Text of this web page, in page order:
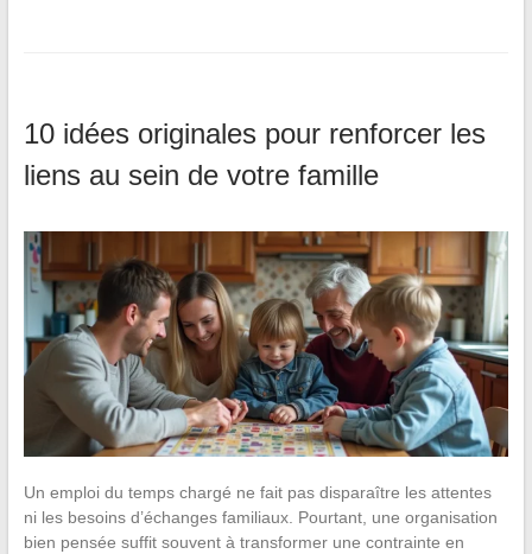
10 idées originales pour renforcer les
liens au sein de votre famille
Un emploi du temps chargé ne fait pas disparaître les attentes
ni les besoins d’échanges familiaux. Pourtant, une organisation
bien pensée suffit souvent à transformer une contrainte en